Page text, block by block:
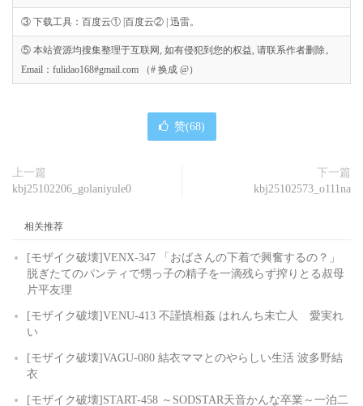
③ 下载工具：百度云① |百度云② | 迅雷。
⑤ 本站资源均搜集整理于互联网, 如有侵犯到您的权益, 请联系作者删除。
Email：fulidao168#gmail.com （# 换成 @）
赞(68)
上一篇
kbj25102206_golaniyule0
下一篇
kbj25102573_o111na
相关推荐
[モザイク破壊]VENX-347 「おばさんの下着で興奮するの？」
脱ぎたてのパンティで甥っ子の精子を一滴残らず搾りとる叔母
片平友理
[モザイク破壊]VENU-413 不謹慎相姦 はれんち未亡人 愛実れ
い
[モザイク破壊]VAGU-080 結衣ママとのやらしい生活 波多野結
衣
[モザイク破壊]START-458 ～SODSTAR天音かんな卒業～一泊二